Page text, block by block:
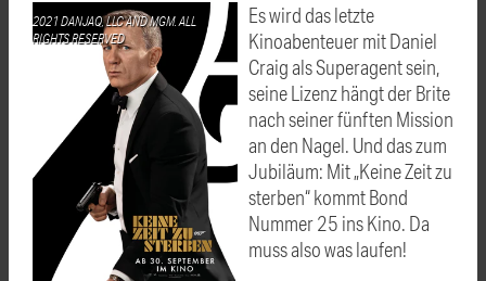
2021 DANJAQ, LLC AND MGM. ALL
RIGHTS RESERVED
Es wird das letzte
Kinoabenteuer mit Daniel
Craig als Superagent sein,
seine Lizenz hängt der Brite
nach seiner fünften Mission
an den Nagel. Und das zum
Jubiläum: Mit „Keine Zeit zu
sterben“ kommt Bond
Nummer 25 ins Kino. Da
muss also was laufen!